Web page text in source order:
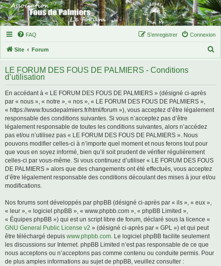
FAQ Connexion
S’enregistrer
Site Forum
h
LE FORUM DES FOUS DE PALMIERS - Conditions
d’utilisation
En accédant à « LE FORUM DES FOUS DE PALMIERS » (désigné ci-après
par « nous », « notre », « nos », « LE FORUM DES FOUS DE PALMIERS »,
« https://www.fousdepalmiers.fr/html/forum »), vous acceptez d’être légalement
responsable des conditions suivantes. Si vous n’acceptez pas d’être
légalement responsable de toutes les conditions suivantes, alors n’accédez
pas et/ou n’utilisez pas « LE FORUM DES FOUS DE PALMIERS ». Nous
pouvons modifier celles-ci à n’importe quel moment et nous ferons tout pour
que vous en soyez informé, bien qu’il soit prudent de vérifier régulièrement
celles-ci par vous-même. Si vous continuez d’utiliser « LE FORUM DES FOUS
DE PALMIERS » alors que des changements ont été effectués, vous acceptez
d’être légalement responsable des conditions découlant des mises à jour et/ou
modifications.
Nos forums sont développés par phpBB (désigné ci-après par « ils », « eux »,
« leur », « logiciel phpBB », « www.phpbb.com », « phpBB Limited »,
« Équipes phpBB ») qui est un script libre de forum, déclaré sous la licence «
GNU General Public License v2 » (désigné ci-après par « GPL ») et qui peut
être téléchargé depuis www.phpbb.com. Le logiciel phpBB facilite seulement
les discussions sur Internet. phpBB Limited n’est pas responsable de ce que
nous acceptons ou n’acceptons pas comme contenu ou conduite permis. Pour
de plus amples informations au sujet de phpBB, veuillez consulter :